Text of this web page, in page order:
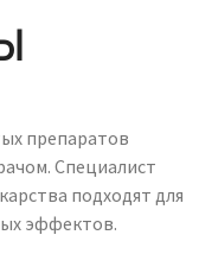
препаратов
Специалист
подходят для
эффектов.